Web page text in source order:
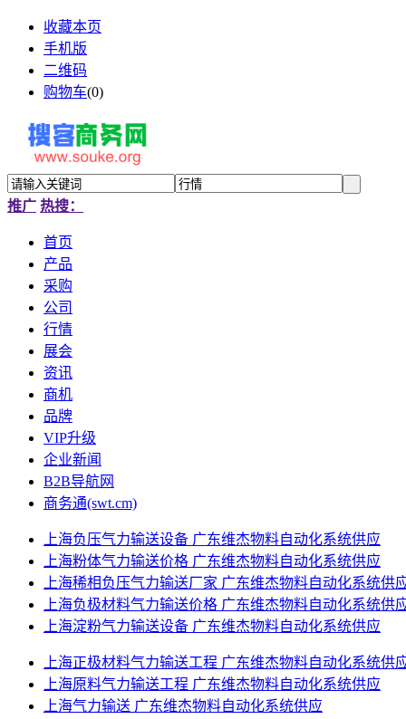
收藏本页
手机版
二维码
购物车(0)
推广 热搜：
首页
产品
采购
公司
行情
展会
资讯
商机
品牌
VIP升级
企业新闻
B2B导航网
商务通(swt.cm)
上海负压气力输送设备 广东维杰物料自动化系统供应
上海粉体气力输送价格 广东维杰物料自动化系统供应
上海稀相负压气力输送厂家 广东维杰物料自动化系统供
上海负极材料气力输送价格 广东维杰物料自动化系统供
上海淀粉气力输送设备 广东维杰物料自动化系统供应
上海正极材料气力输送工程 广东维杰物料自动化系统供
上海原料气力输送工程 广东维杰物料自动化系统供应
上海气力输送 广东维杰物料自动化系统供应